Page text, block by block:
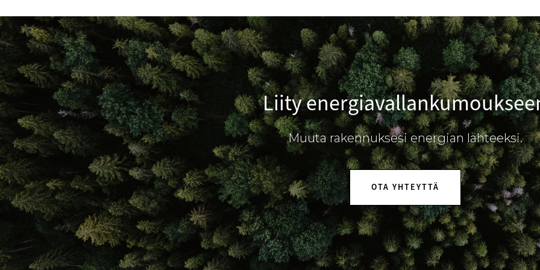
Liity
Muuta rakennuksesi energian lähteeksi.
OTA YHTEYTTÄ